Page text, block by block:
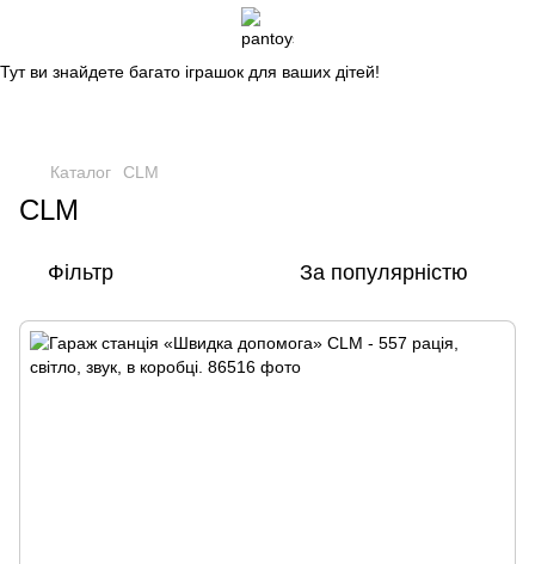
Магазин дитячих іграшок
Тут ви знайдете багато іграшок для ваших дітей!
Каталог CLM
CLM
Фільтр За популярністю